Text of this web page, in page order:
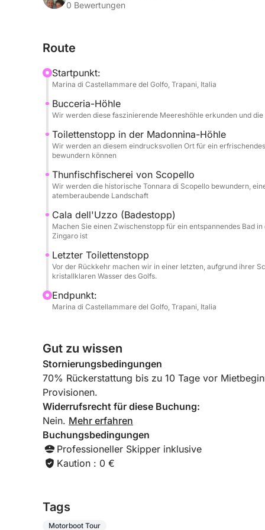
kristallklare Wasser mit seinen Schattierungen
Jeder Stopp ist eine Gelegenheit, sich mit der
einzutauchen und paradiesische Winkel zu
Die Geschichte wird durch die imposante
stiller Zeuge jahrhundertelanger Tradition und
ragt und zeitlosen Charme offenbart.
Sie die warme sizilianische Sonne und die sanfte
atemberaubende Aussicht bewundern. Unser
haben wir an jedes Detail gedacht: Wir bieten
unter der Sonne sanft löscht, reines Wasser zur
Das Abenteuer geht unter Wasser weiter, dank
der Sie den Meeresboden voller Leben und
Originalität und lokalem Flair können Sie an Bord
ein kleines gastronomisches Vergnügen, das
0 Bewertungen
Route
Startpunkt:
Marina di Castellammare del Golfo, Trapani, Italia
Bucceria-Höhle
Wir werden diese faszinierende Meereshöhle erkunden und
Toilettenstopp in der Madonnina-Höhle
Wir werden an diesem eindrucksvollen Ort für ein
bewundern können
Thunfischfischerei von Scopello
Wir werden die historische Tonnara di Scopello bewundern,
atemberaubende Landschaft
Cala dell'Uzzo (Badestopp)
Machen Sie einen Zwischenstopp für ein entspannendes Bad
Zingaro ist
Letzter Toilettenstopp
Vor der Rückkehr machen wir in einer letzten, aufgrund ihrer
kristallklaren Wasser des Golfs.
Endpunkt:
Marina di Castellammare del Golfo, Trapani, Italia
Gut zu wissen
Stornierungsbedingungen
70% Rückerstattung bis zu 10 Tage vor
Provisionen.
Widerrufsrecht für diese Buchung:
Nein. Mehr erfahren
Buchungsbedingungen
Professioneller Skipper inklusive
Kaution : 0 €
Tags
Motorboot Tour